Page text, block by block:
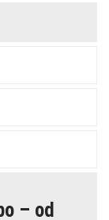
– od